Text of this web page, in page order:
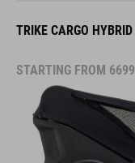
TRIKE CARGO HYBRID
STARTING FROM 6699